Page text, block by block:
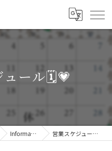
ュール🗓️💗
Information 営業スケジュール🗓️💗